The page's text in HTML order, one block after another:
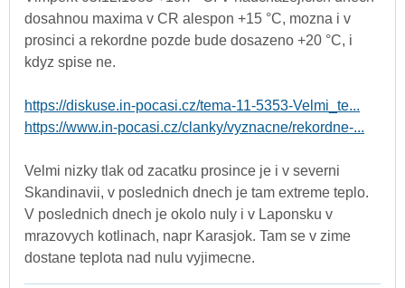
dosahnou maxima v CR alespon +15 °C, mozna i v
prosinci a rekordne pozde bude dosazeno +20 °C, i
kdyz spise ne.
https://diskuse.in-pocasi.cz/tema-11-5353-Velmi_te...
https://www.in-pocasi.cz/clanky/vyznacne/rekordne-...
Velmi nizky tlak od zacatku prosince je i v severni
Skandinavii, v poslednich dnech je tam extreme teplo.
V poslednich dnech je okolo nuly i v Laponsku v
mrazovych kotlinach, napr Karasjok. Tam se v zime
dostane teplota nad nulu vyjimecne.